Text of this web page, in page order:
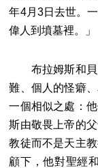
年4月3日去世。
偉人到墳墓裡。」
布拉姆斯和貝
難、個人的怪癖
一個相似之處：
斯由敬畏上帝的
教徒而不是天主
顧下，他對聖經